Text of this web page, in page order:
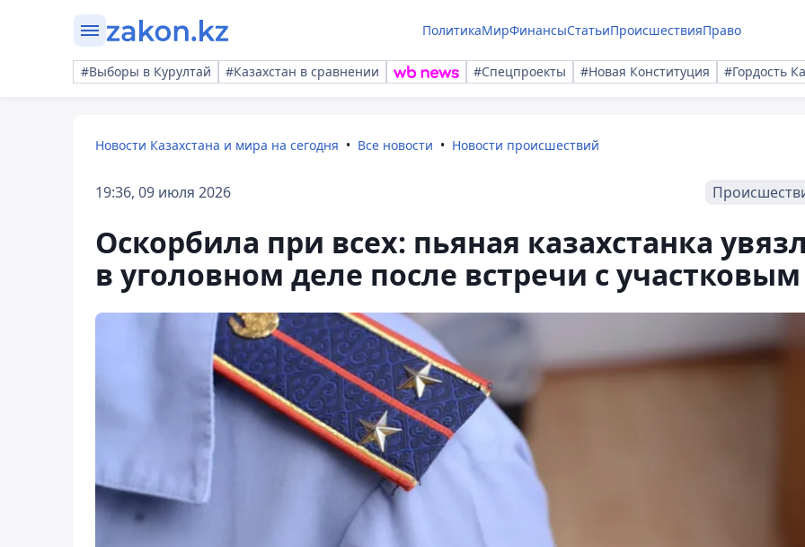
ПолитикаМирФинансыСтатьиПроисшествияПраво
#Выборы в Курултай #Казахстан в сравнении #Спецпроекты #Новая Конституция #Гордость
Новости Казахстана и мира на сегодня Все новости Новости происшествий
19:36, 09 июля 2026
Оскорбила при всех: пьяная казахстанка
в уголовном деле после встречи с участковым